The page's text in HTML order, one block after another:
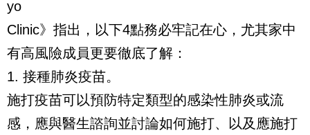
yo
Clinic》指出，以下4點務必牢記在心，尤其家中
有高風險成員更要徹底了解：
1. 接種肺炎疫苗。
施打疫苗可以預防特定類型的感染性肺炎或流
感，應與醫生諮詢並討論如何施打、以及應施打